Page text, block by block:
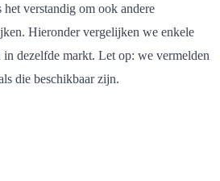
verstandig om ook andere
Hieronder vergelijken we enkele
dezelfde markt. Let op: we vermelden
die beschikbaar zijn.